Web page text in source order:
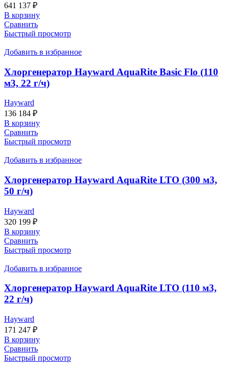
641 137 ₽
В корзину
Сравнить
Быстрый просмотр
Добавить в избранное
Хлоргенератор Hayward AquaRite Basic Flo (110
м3, 22 г/ч)
Hayward
136 184 ₽
В корзину
Сравнить
Быстрый просмотр
Добавить в избранное
Хлоргенератор Hayward AquaRite LTO (300 м3,
50 г/ч)
Hayward
320 199 ₽
В корзину
Сравнить
Быстрый просмотр
Добавить в избранное
Хлоргенератор Hayward AquaRite LTO (110 м3,
22 г/ч)
Hayward
171 247 ₽
В корзину
Сравнить
Быстрый просмотр